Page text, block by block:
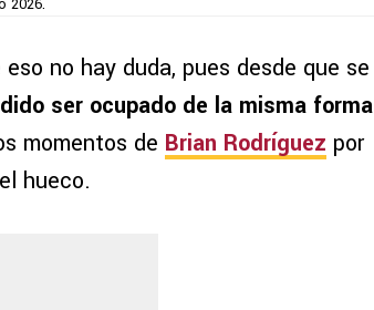
2026.
eso no hay duda, pues desde que se
ser ocupado de la misma forma
momentos de Brian Rodríguez por
hueco.